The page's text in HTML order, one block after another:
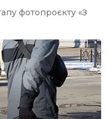
фотопроєкту «З